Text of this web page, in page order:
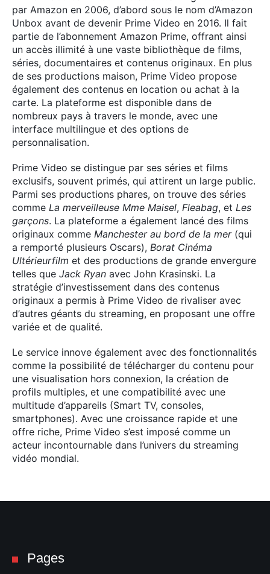
par Amazon en 2006, d’abord sous le nom d’Amazon
Unbox avant de devenir Prime Video en 2016. Il fait
partie de l’abonnement Amazon Prime, offrant ainsi
un accès illimité à une vaste bibliothèque de films,
séries, documentaires et contenus originaux. En plus
de ses productions maison, Prime Video propose
également des contenus en location ou achat à la
carte. La plateforme est disponible dans de
nombreux pays à travers le monde, avec une
interface multilingue et des options de
personnalisation.
Prime Video se distingue par ses séries et films
exclusifs, souvent primés, qui attirent un large public.
Parmi ses productions phares, on trouve des séries
comme La merveilleuse Mme Maisel, Fleabag, et Les
garçons. La plateforme a également lancé des films
originaux comme Manchester au bord de la mer(qui
a remporté plusieurs Oscars), Borat Cinéma
Ultérieurfilm et des productions de grande envergure
telles que Jack Ryan avec John Krasinski. La
stratégie d’investissement dans des contenus
originaux a permis à Prime Video de rivaliser avec
d’autres géants du streaming, en proposant une offre
variée et de qualité.
Le service innove également avec des fonctionnalités
comme la possibilité de télécharger du contenu pour
une visualisation hors connexion, la création de
profils multiples, et une compatibilité avec une
multitude d’appareils (Smart TV, consoles,
smartphones). Avec une croissance rapide et une
offre riche, Prime Video s’est imposé comme un
acteur incontournable dans l’univers du streaming
vidéo mondial.
Pages